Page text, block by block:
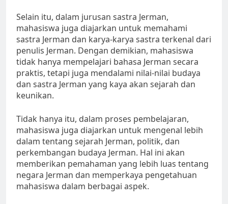
Selain itu, dalam jurusan sastra Jerman,
mahasiswa juga diajarkan untuk memahami
sastra Jerman dan karya-karya sastra terkenal dari
penulis Jerman. Dengan demikian, mahasiswa
tidak hanya mempelajari bahasa Jerman secara
praktis, tetapi juga mendalami nilai-nilai budaya
dan sastra Jerman yang kaya akan sejarah dan
keunikan.
Tidak hanya itu, dalam proses pembelajaran,
mahasiswa juga diajarkan untuk mengenal lebih
dalam tentang sejarah Jerman, politik, dan
perkembangan budaya Jerman. Hal ini akan
memberikan pemahaman yang lebih luas tentang
negara Jerman dan memperkaya pengetahuan
mahasiswa dalam berbagai aspek.